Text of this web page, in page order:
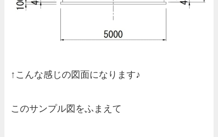
↑こんな感じの図面になります♪
このサンプル図をふまえて